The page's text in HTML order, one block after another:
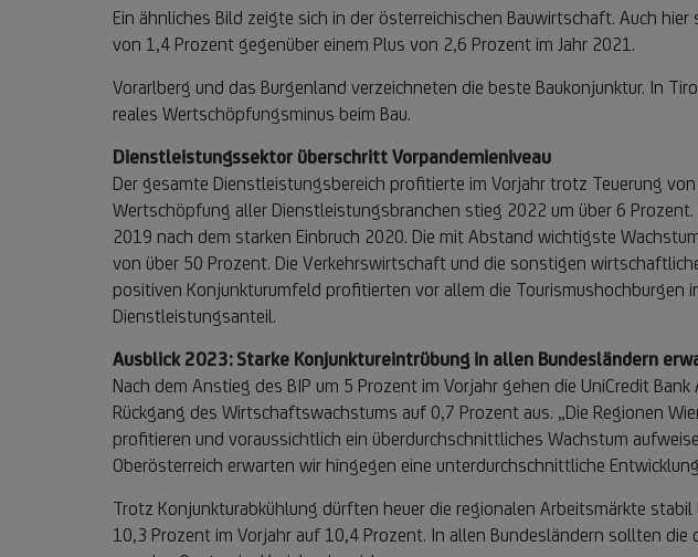
Ein ähnliches Bild zeigte sich in der österreichischen Bauwirtschaft. Auch
von 1,4 Prozent gegenüber einem Plus von 2,6 Prozent im Jahr 2021.
Vorarlberg und das Burgenland verzeichneten die beste Baukonjunktur. In
reales Wertschöpfungsminus beim Bau.
Dienstleistungssektor überschritt Vorpandemieniveau
Der gesamte Dienstleistungsbereich profitierte im Vorjahr trotz Teuerung
Wertschöpfung aller Dienstleistungsbranchen stieg 2022 um über 6
2019 nach dem starken Einbruch 2020. Die mit Abstand wichtigste
von über 50 Prozent. Die Verkehrswirtschaft und die sonstigen
positiven Konjunkturumfeld profitierten vor allem die
Dienstleistungsanteil.
Ausblick 2023: Starke Konjunktureintrübung in allen Bundesländern
Nach dem Anstieg des BIP um 5 Prozent im Vorjahr gehen die UniCredit
Rückgang des Wirtschaftswachstums auf 0,7 Prozent aus. „Die Regionen
profitieren und voraussichtlich ein überdurchschnittliches Wachstum
Oberösterreich erwarten wir hingegen eine unterdurchschnittliche
Trotz Konjunkturabkühlung dürften heuer die regionalen Arbeitsmärkte
10,3 Prozent im Vorjahr auf 10,4 Prozent. In allen Bundesländern sollten